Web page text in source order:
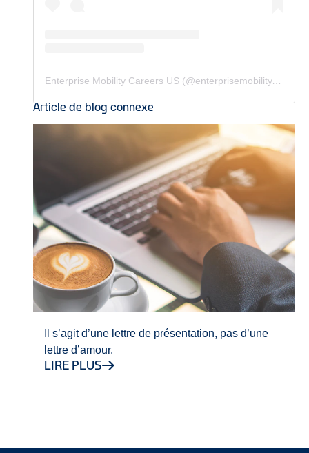
Enterprise Mobility Careers US (@enterprisemobility.careers.us
Article de blog connexe
Il s’agit d’une lettre de présentation, pas d’une
lettre d’amour.
LIRE PLUS